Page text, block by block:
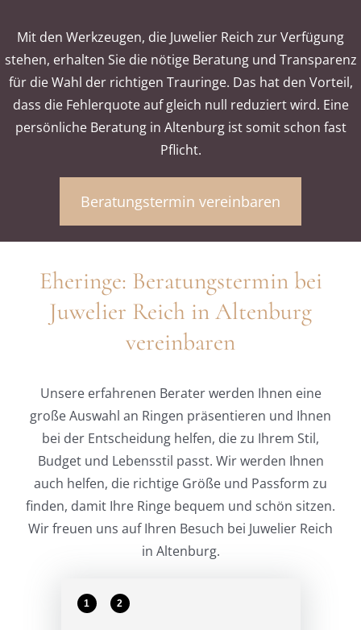
Mit den Werkzeugen, die Juwelier Reich zur Verfügung
stehen, erhalten Sie die nötige Beratung und Transparenz
für die Wahl der richtigen Trauringe. Das hat den Vorteil,
dass die Fehlerquote auf gleich null reduziert wird. Eine
persönliche Beratung in Altenburg ist somit schon fast
Pflicht.
Beratungstermin vereinbaren
Eheringe: Beratungstermin bei
Juwelier Reich in Altenburg
vereinbaren
Unsere erfahrenen Berater werden Ihnen eine
große Auswahl an Ringen präsentieren und Ihnen
bei der Entscheidung helfen, die zu Ihrem Stil,
Budget und Lebensstil passt. Wir werden Ihnen
auch helfen, die richtige Größe und Passform zu
finden, damit Ihre Ringe bequem und schön sitzen.
Wir freuen uns auf Ihren Besuch bei Juwelier Reich
in Altenburg.
1 2